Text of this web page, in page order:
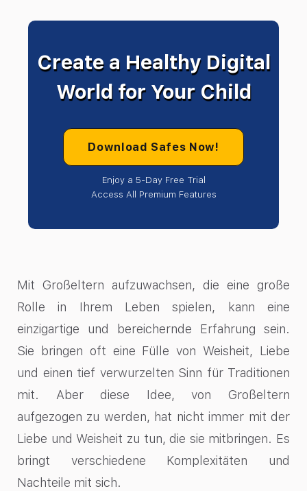
Create a Healthy Digital
World for Your Child
Download Safes Now!
Enjoy a 5-Day Free Trial
Access All Premium Features
Mit Großeltern aufzuwachsen, die eine große
Rolle in Ihrem Leben spielen, kann eine
einzigartige und bereichernde Erfahrung sein.
Sie bringen oft eine Fülle von Weisheit, Liebe
und einen tief verwurzelten Sinn für Traditionen
mit. Aber diese Idee, von Großeltern
aufgezogen zu werden, hat nicht immer mit der
Liebe und Weisheit zu tun, die sie mitbringen. Es
bringt verschiedene Komplexitäten und
Nachteile mit sich.